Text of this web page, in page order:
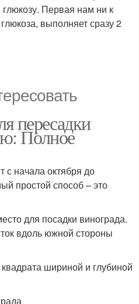
глюкозу. Первая нам ни к
выполняет сразу 2
пересадки
Полное
с начала октября до
простой способ – это
для посадки винограда.
вдоль южной стороны
шириной и глубиной